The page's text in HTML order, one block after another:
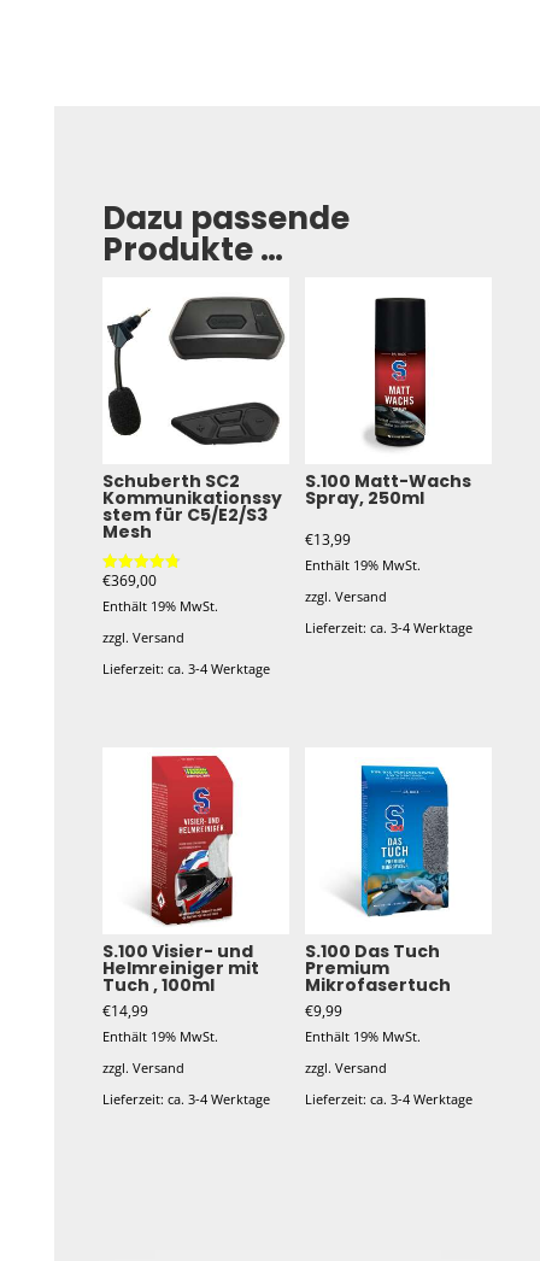
Dazu passende
Produkte …
Schuberth SC2
Kommunikationssy
stem für C5/E2/S3
Mesh
Bewertet
4.80
€369,00
Enthält 19% MwSt.
zzgl.Versand
Lieferzeit: ca. 3-4 Werktage
S.100 Matt-Wachs
Spray, 250ml
€13,99
Enthält 19% MwSt.
zzgl. Versand
Lieferzeit: ca. 3-4 Werktage
S.100 Visier- und
Helmreiniger mit
Tuch , 100ml
€14,99
Enthält 19% MwSt.
zzgl.Versand
Lieferzeit: ca. 3-4 Werktage
S.100 Das Tuch
Premium
Mikrofasertuch
€9,99
Enthält 19% MwSt.
zzgl. Versand
Lieferzeit: ca. 3-4 Werktage